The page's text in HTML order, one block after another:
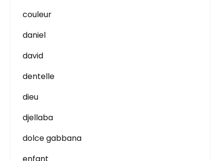
couleur
daniel
david
dentelle
dieu
djellaba
dolce gabbana
enfant